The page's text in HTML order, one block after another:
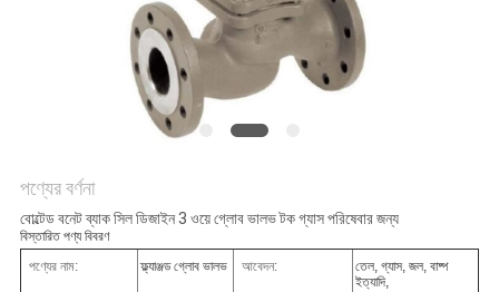
পণ্যের বর্ণনা
বোল্টেড বনেট ব্যাক সিল ডিজাইন 3 ওয়ে গ্লোব ভালভ টক গ্যাস পরিষেবার জন্য
বিস্তারিত পণ্য বিবরণ
পণ্যের নাম:
ফ্ল্যাঞ্জড গ্লোব ভালভ আবেদন:
তেল, গ্যাস, জল, বাষ্প
ইত্যাদি,